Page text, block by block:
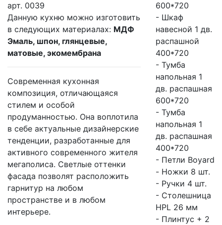
арт. 0039
Данную кухню можно изготовить
в следующих материалах: МДФ
Эмаль, шпон, глянцевые,
матовые, экомембрана
Современная кухонная
композиция, отличающаяся
стилем и особой
продуманностью. Она воплотила
в себе актуальные дизайнерские
тенденции, разработанные для
активного современного жителя
мегаполиса. Светлые оттенки
фасада позволят расположить
гарнитур на любом
пространстве и в любом
интерьере.
600*720
- Шкаф
навесной 1 дв.
распашной
400*720
- Тумба
напольная 1
дв. распашная
600*720
- Тумба
напольная 1
дв. распашная
400*720
- Петли Boyard
- Ножки 8 шт.
- Ручки 4 шт.
- Столешница
HPL 26 мм
- Плинтус + 2